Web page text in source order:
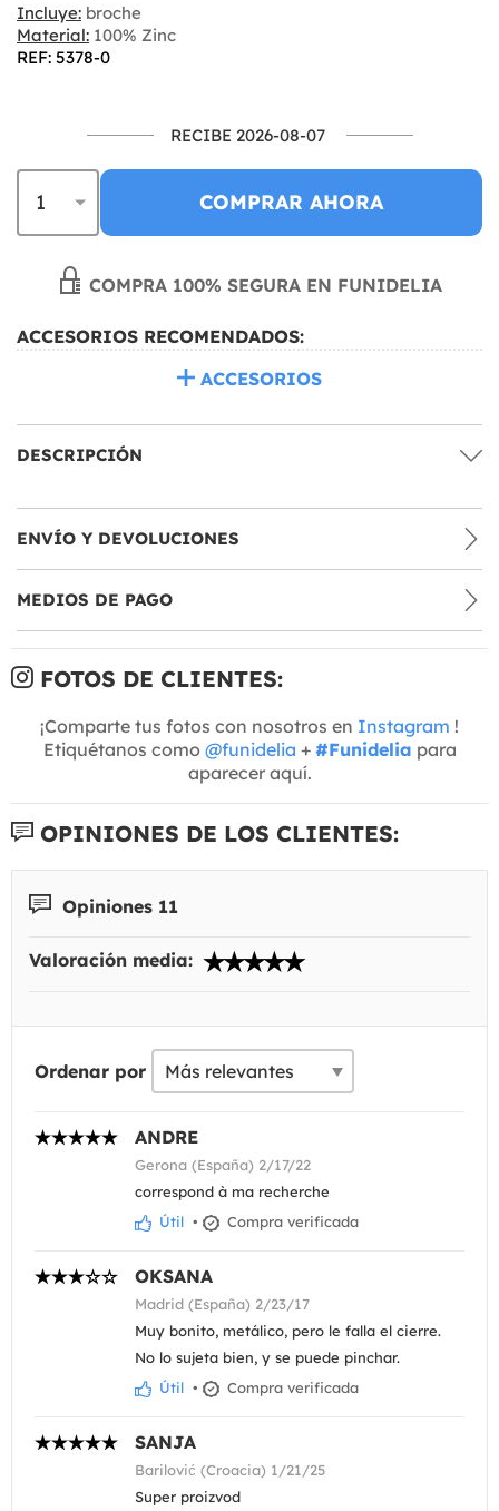
Incluye: broche
Material: 100% Zinc
REF: 5378-0
RECIBE 2026-08-07
COMPRAR AHORA
COMPRA 100% SEGURA EN FUNIDELIA
ACCESORIOS RECOMENDADOS:
ACCESORIOS
DESCRIPCIÓN
ENVÍO Y DEVOLUCIONES
MEDIOS DE PAGO
FOTOS DE CLIENTES:
¡Comparte tus fotos con nosotros en Instagram !
Etiquétanos como @funidelia + #Funidelia para
aparecer aquí.
OPINIONES DE LOS CLIENTES:
Opiniones 11
Valoración media:
Ordenar por
ANDRE
Gerona (España) 2/17/22
correspond à ma recherche
Útil • Compra verificada
OKSANA
Madrid (España) 2/23/17
Muy bonito, metálico, pero le falla el cierre.
No lo sujeta bien, y se puede pinchar.
Útil • Compra verificada
SANJA
Barilović (Croacia) 1/21/25
Super proizvod